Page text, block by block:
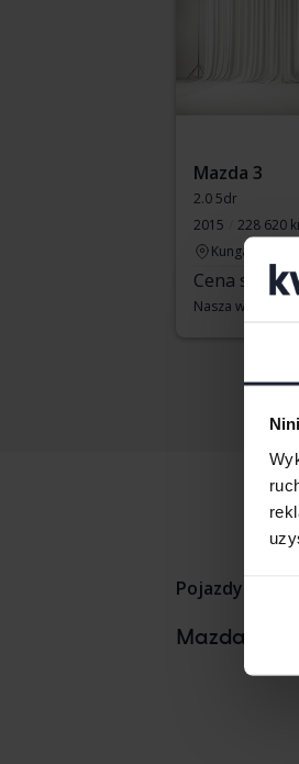
Mazda 3
2.0 5dr
2015
228 620
Kungälv
Cena
Nasza wycena
Pojazdy